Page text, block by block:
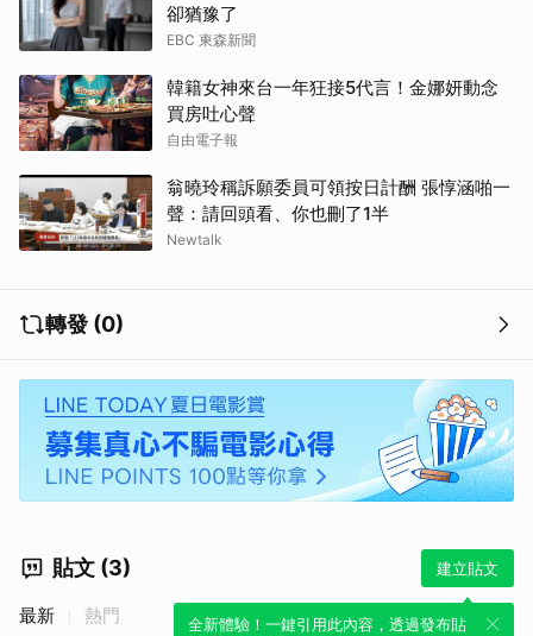
卻猶豫了
EBC 東森新聞
韓籍女神來台一年狂接5代言！金娜妍動念
買房吐心聲
自由電子報
翁曉玲稱訴願委員可領按日計酬 張惇涵啪一
聲：請回頭看、你也刪了1半
Newtalk
轉發 (0)
貼文 (3) 建立貼文
全新體驗！一鍵引用此內容，透過發布貼
最新 熱門